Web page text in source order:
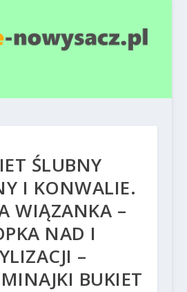
ŚLUBNY
I KONWALIE.
WIĄZANKA –
NAD I
–
BUKIET